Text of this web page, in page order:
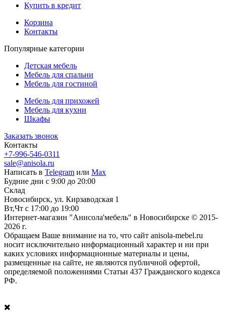
Купить в кредит
Корзина
Контакты
Популярные категории
Детская мебель
Мебель для спальни
Мебель для гостиной
Мебель для прихожей
Мебель для кухни
Шкафы
Заказать звонок
Контакты
+7-996-546-0311
sale@anisola.ru
Написать в Telegram или Max
Будние дни с 9:00 до 20:00
Склад
Новосибирск, ул. Кирзаводская 1
Вт,Чт с 17:00 до 19:00
Интернет-магазин "Анисола'мебель" в Новосибирске © 2015-
2026 г.
Обращаем Ваше внимание на то, что сайт anisola-mebel.ru
носит исключительно информационный характер и ни при
каких условиях информационные материалы и цены,
размещенные на сайте, не являются публичной офертой,
определяемой положениями Статьи 437 Гражданского кодекса
РФ.